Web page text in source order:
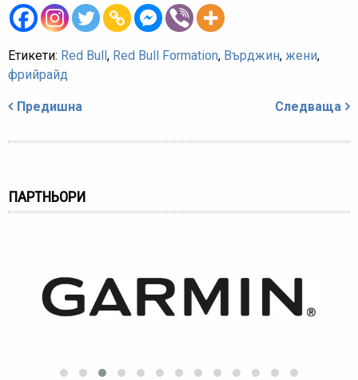
Етикети: Red Bull, Red Bull Formation, Върджин, жени,
фрийрайд
Предишна Следваща
ПАРТНЬОРИ